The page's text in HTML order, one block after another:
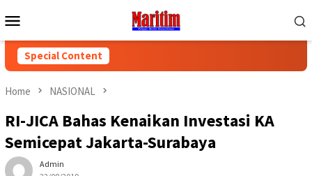
to
Menu
Special Content
Home NASIONAL
RI-JICA Bahas Kenaikan Investasi KA
Semicepat Jakarta-Surabaya
Admin